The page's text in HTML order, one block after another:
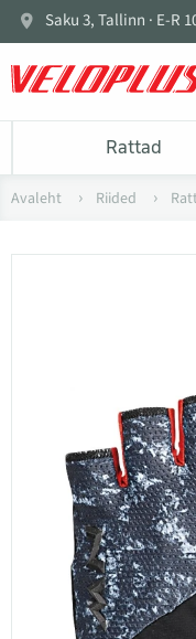
Saku 3, Tallinn · E-R
Rattad
Avaleht Riided